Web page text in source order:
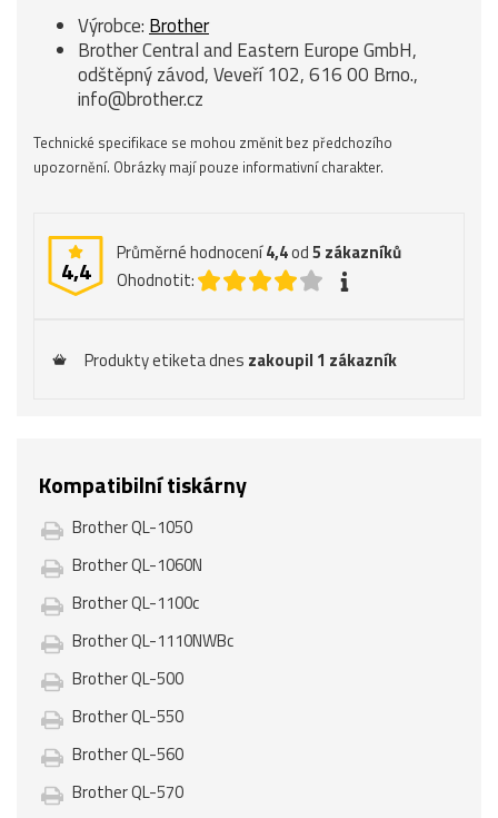
Výrobce: Brother
Brother Central and Eastern Europe GmbH,
odštěpný závod, Veveří 102, 616 00 Brno.,
info@brother.cz
Technické specifikace se mohou změnit bez předchozího
upozornění. Obrázky mají pouze informativní charakter.
4,4
Průměrné hodnocení4,4od5 zákazníků
Ohodnotit:
Produkty etiketa dnes zakoupil 1 zákazník
Kompatibilní tiskárny
Brother QL-1050
Brother QL-1060N
Brother QL-1100c
Brother QL-1110NWBc
Brother QL-500
Brother QL-550
Brother QL-560
Brother QL-570